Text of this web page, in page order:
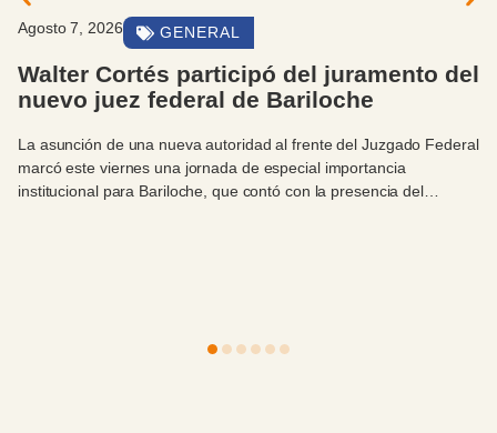
7, 2026 GENERAL
Cortés participó del juramento del
juez federal de Bariloche
de una nueva autoridad al frente del Juzgado Federal
este viernes una jornada de especial importancia
para Bariloche, que contó con la presencia del